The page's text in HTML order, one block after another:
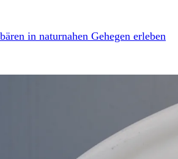
in naturnahen Gehegen erleben